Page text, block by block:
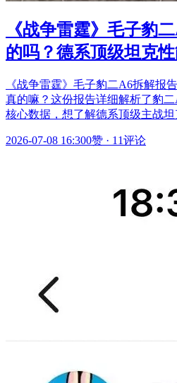
《战争雷霆》毛子豹
的吗？德系顶级坦克
《战争雷霆》毛子豹二A6拆解报
真的嘛？这份报告详细解析了豹
核心数据，想了解德系顶级主战坦
2026-07-08 16:300赞 · 11评论